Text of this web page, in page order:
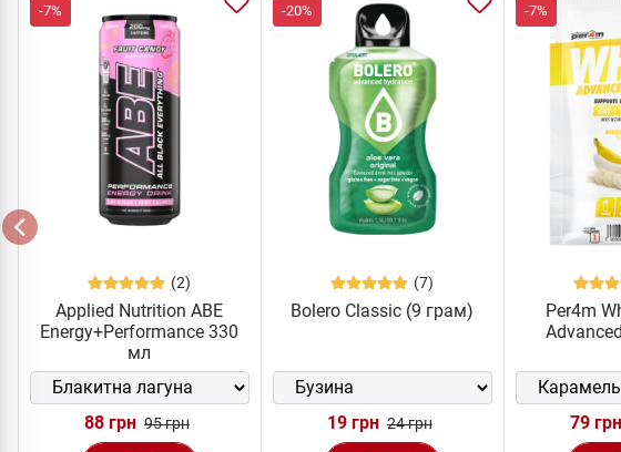
-7%
(2)
Applied Nutrition ABE
Energy+Performance 330
мл
88 грн 95 грн
-20%
(7)
Bolero Classic (9 грам)
19 грн 24 грн
-7%
Per4m
79 грн